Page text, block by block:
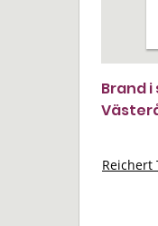
Brand
Reichert